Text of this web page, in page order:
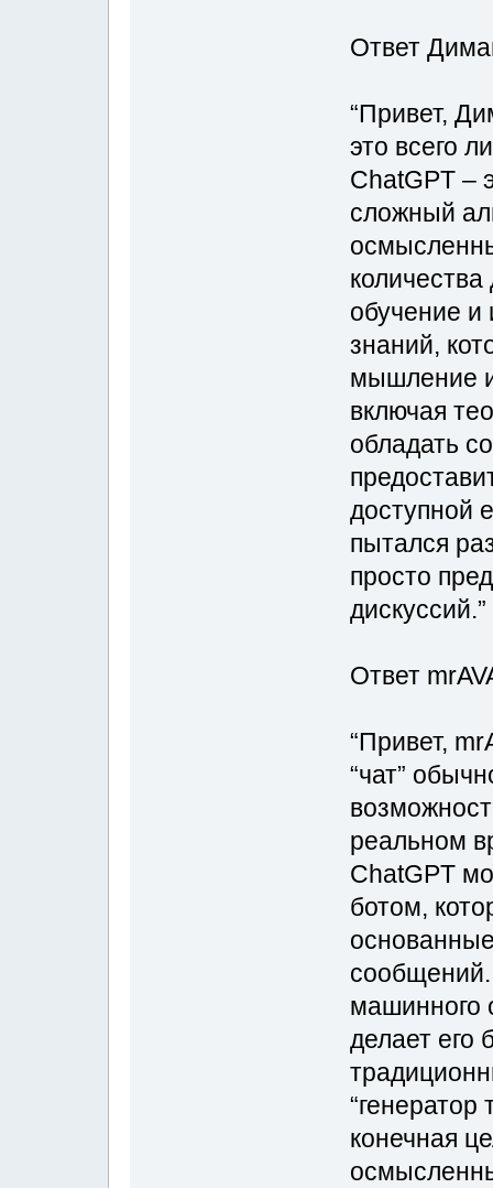
Ответ
“Привет,
это всего
ChatGPT –
сложный
обучение и
знаний,
мышление
включая
обладать
доступной
пытался
просто
дискуссий.”
Ответ
“Привет,
“чат”
реальном
ChatGPT
ботом,
машинного
делает его
“генератор
конечная